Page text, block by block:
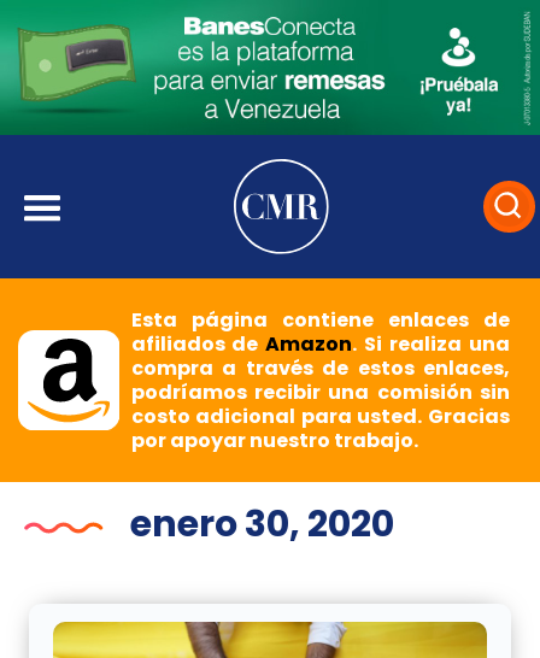
Esta página contiene enlaces de
afiliados deAmazon. Si realiza una
compra a través de estos enlaces,
podríamos recibir una comisión sin
costo adicional para usted. Gracias
por apoyar nuestro trabajo.
enero 30, 2020